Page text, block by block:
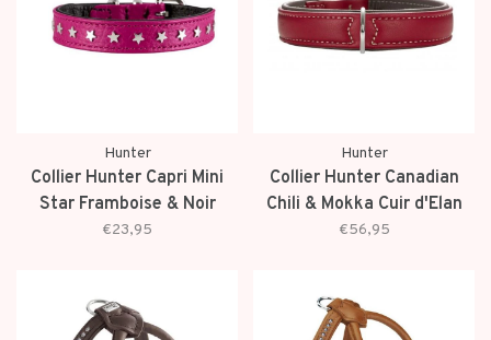
Hunter
Collier Hunter Capri Mini
Star Framboise & Noir
€23,95
Hunter
Collier Hunter Canadian
Chili & Mokka Cuir d'Elan
€56,95